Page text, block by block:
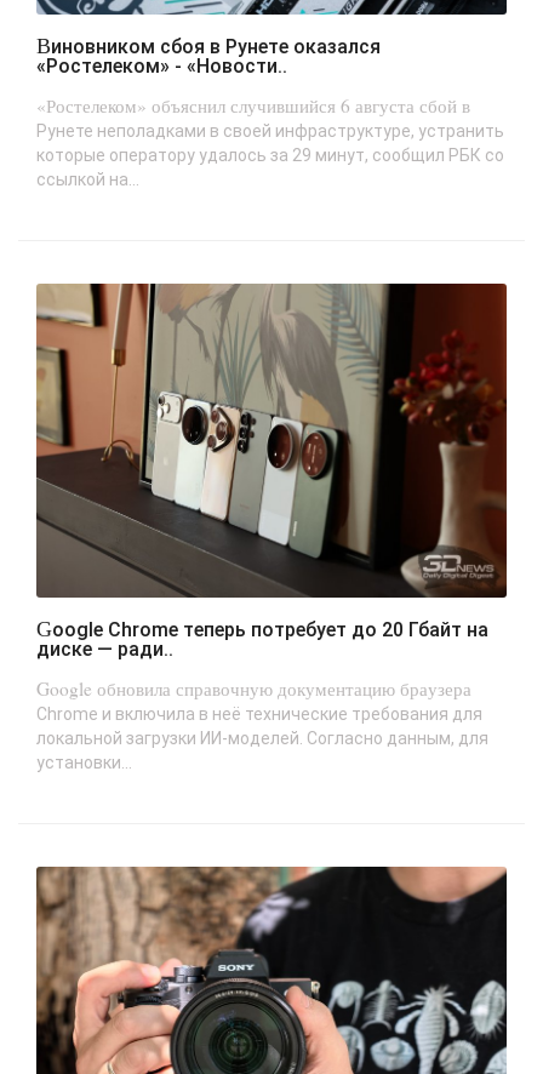
Виновником сбоя в Рунете оказался
«Ростелеком» - «Новости..
«Ростелеком» объяснил случившийся 6 августа сбой в
Рунете неполадками в своей инфраструктуре, устранить
которые оператору удалось за 29 минут, сообщил РБК со
ссылкой на...
Google Chrome теперь потребует до 20 Гбайт на
диске — ради..
Google обновила справочную документацию браузера
Chrome и включила в неё технические требования для
локальной загрузки ИИ-моделей. Согласно данным, для
установки...